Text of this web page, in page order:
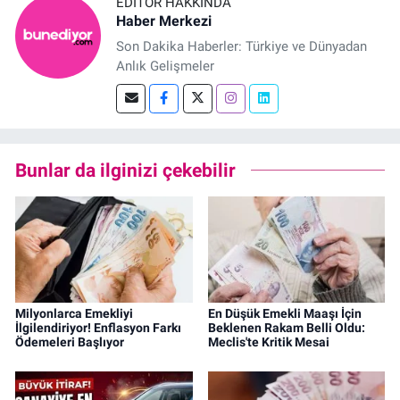
Haber Merkezi
Son Dakika Haberler: Türkiye ve Dünyadan
Anlık Gelişmeler
Bunlar da ilginizi çekebilir
Milyonlarca Emekliyi
İlgilendiriyor! Enflasyon Farkı
Ödemeleri Başlıyor
En Düşük Emekli Maaşı İçin
Beklenen Rakam Belli Oldu:
Meclis'te Kritik Mesai